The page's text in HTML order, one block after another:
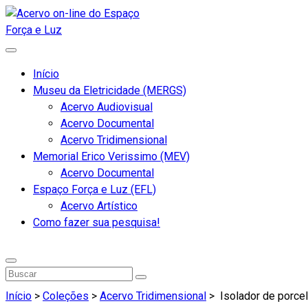
Início
Museu da Eletricidade (MERGS)
Acervo Audiovisual
Acervo Documental
Acervo Tridimensional
Memorial Erico Verissimo (MEV)
Acervo Documental
Espaço Força e Luz (EFL)
Acervo Artístico
Como fazer sua pesquisa!
Início > Coleções > Acervo Tridimensional > Isolador de